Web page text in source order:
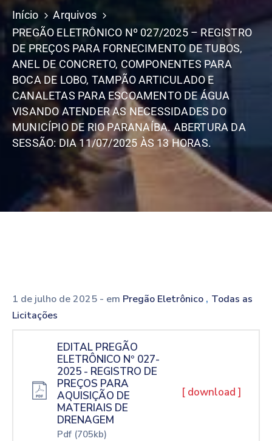
Início
Arquivos
PREGÃO ELETRÔNICO Nº 027/2025 – REGISTRO
DE PREÇOS PARA FORNECIMENTO DE TUBOS,
ANEL DE CONCRETO, COMPONENTES PARA
BOCA DE LOBO, TAMPÃO ARTICULADO E
CANALETAS PARA ESCOAMENTO DE ÁGUA
VISANDO ATENDER AS NECESSIDADES DO
MUNICÍPIO DE RIO PARANAÍBA. ABERTURA DA
SESSÃO: DIA 11/07/2025 ÀS 13 HORAS.
1 de julho de 2025 - em Pregão Eletrônico , Todas as
Licitações
EDITAL PREGÃO
ELETRÔNICO Nº 027-
2025 - REGISTRO DE
PREÇOS PARA
AQUISIÇÃO DE
MATERIAIS DE
DRENAGEM
Pdf (705kb)
[ download ]